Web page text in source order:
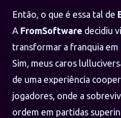
Então, o que é essa tal de
A FromSoftware decidiu
transformar a franquia
Sim, meus caros
de uma experiência
jogadores, onde a
ordem em partidas